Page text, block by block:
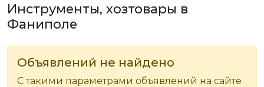
Инструменты, хозтовары в
Фаниполе
Объявлений не найдено
С такими параметрами объявлений на сайте